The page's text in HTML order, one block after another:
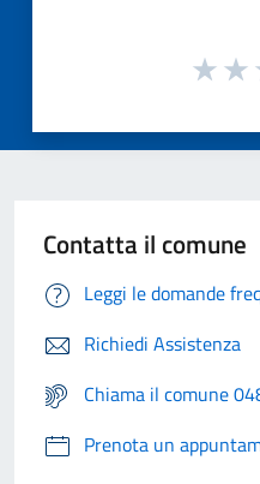
Contatta il comune
Leggi le domande
Richiedi Assistenza
Chiama il comune
Prenota un